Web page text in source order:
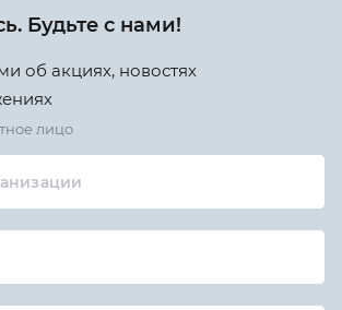
Будьте с нами!
об акциях, новостях
лицо